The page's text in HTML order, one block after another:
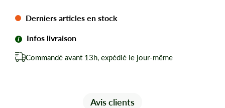
Derniers articles en stock
Infos livraison
Commandé avant 13h, expédié le jour-même
Avis clients